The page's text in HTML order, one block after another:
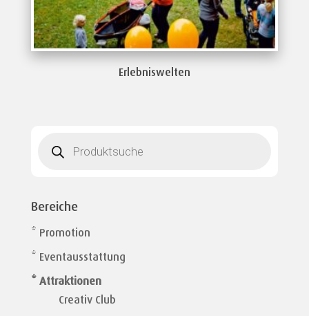
Erlebniswelten
search
Bereiche
* Promotion
* Eventausstattung
* Attraktionen
Creativ Club